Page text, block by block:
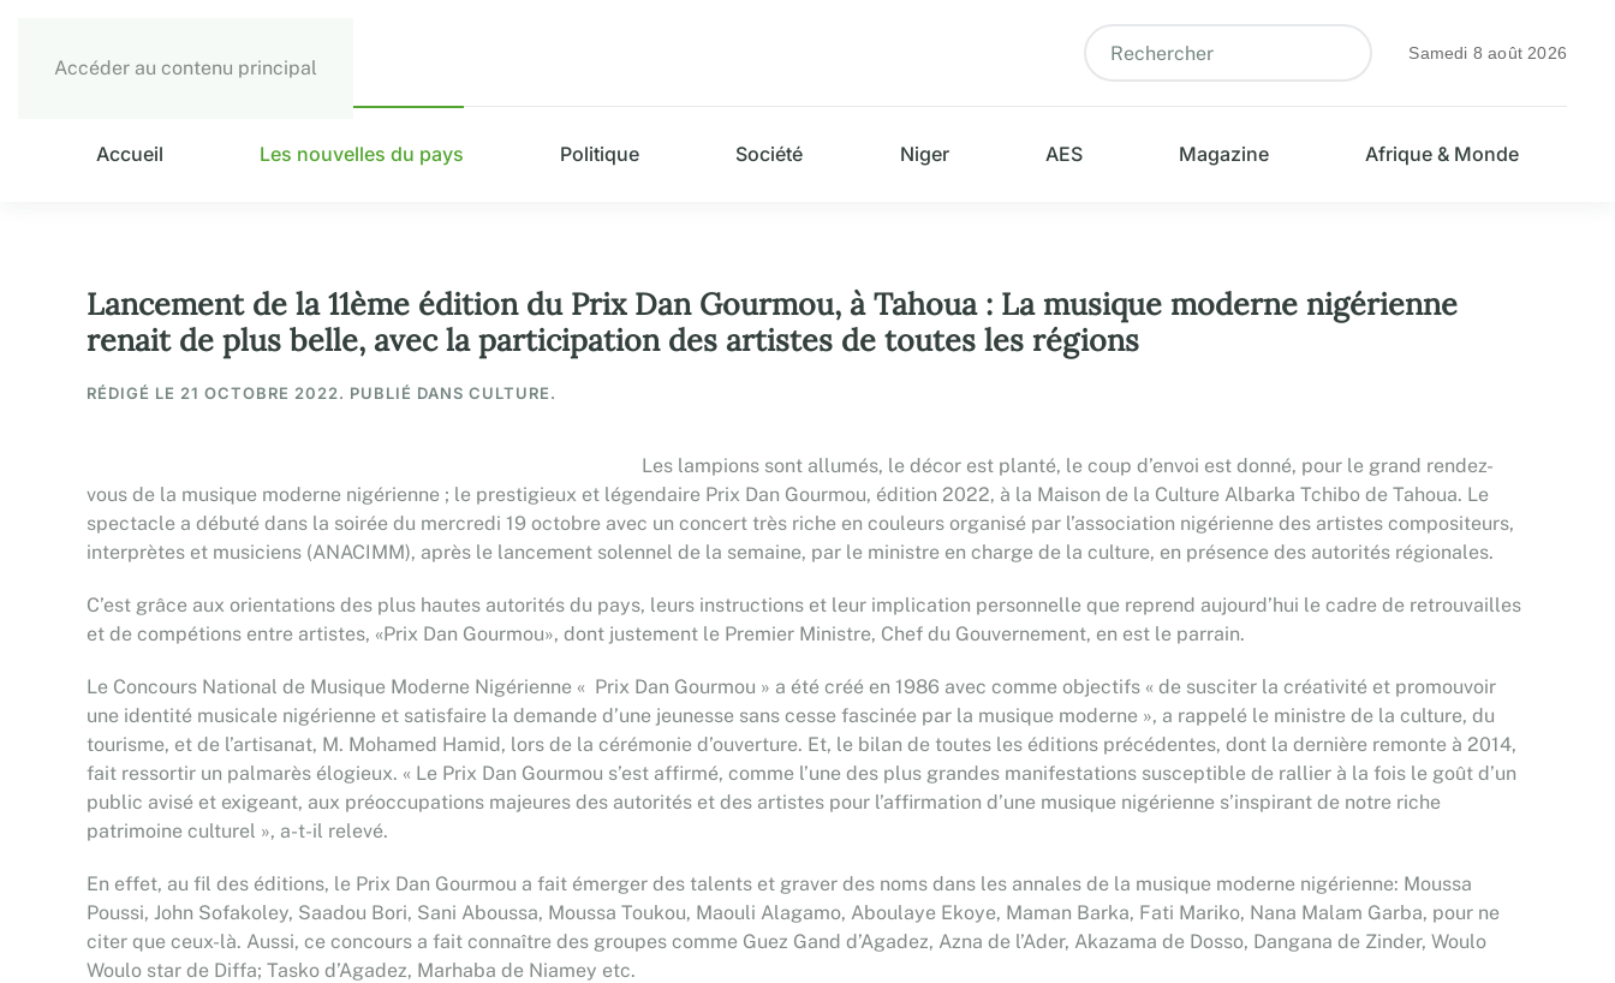
Accéder au contenu principal
Samedi 8 août 2026
Accueil Les nouvelles du pays Politique Société Niger AES Magazine Afrique & Monde
Lancement de la 11ème édition du Prix Dan Gourmou, à Tahoua : La musique moderne nigérienne
renait de plus belle, avec la participation des artistes de toutes les régions
RÉDIGÉ LE 21 OCTOBRE 2022. PUBLIÉ DANS CULTURE.
Les lampions sont allumés, le décor est planté, le coup d’envoi est donné, pour le grand rendez-
vous de la musique moderne nigérienne ; le prestigieux et légendaire Prix Dan Gourmou, édition 2022, à la Maison de la Culture Albarka Tchibo de Tahoua. Le
spectacle a débuté dans la soirée du mercredi 19 octobre avec un concert très riche en couleurs organisé par l’association nigérienne des artistes compositeurs,
interprètes et musiciens (ANACIMM), après le lancement solennel de la semaine, par le ministre en charge de la culture, en présence des autorités régionales.
C’est grâce aux orientations des plus hautes autorités du pays, leurs instructions et leur implication personnelle que reprend aujourd’hui le cadre de retrouvailles
et de compétions entre artistes, «Prix Dan Gourmou», dont justement le Premier Ministre, Chef du Gouvernement, en est le parrain.
Le Concours National de Musique Moderne Nigérienne « Prix Dan Gourmou » a été créé en 1986 avec comme objectifs « de susciter la créativité et promouvoir
une identité musicale nigérienne et satisfaire la demande d’une jeunesse sans cesse fascinée par la musique moderne », a rappelé le ministre de la culture, du
tourisme, et de l’artisanat, M. Mohamed Hamid, lors de la cérémonie d’ouverture. Et, le bilan de toutes les éditions précédentes, dont la dernière remonte à 2014,
fait ressortir un palmarès élogieux. « Le Prix Dan Gourmou s’est affirmé, comme l’une des plus grandes manifestations susceptible de rallier à la fois le goût d’un
public avisé et exigeant, aux préoccupations majeures des autorités et des artistes pour l’affirmation d’une musique nigérienne s’inspirant de notre riche
patrimoine culturel », a-t-il relevé.
En effet, au fil des éditions, le Prix Dan Gourmou a fait émerger des talents et graver des noms dans les annales de la musique moderne nigérienne: Moussa
Poussi, John Sofakoley, Saadou Bori, Sani Aboussa, Moussa Toukou, Maouli Alagamo, Aboulaye Ekoye, Maman Barka, Fati Mariko, Nana Malam Garba, pour ne
citer que ceux-là. Aussi, ce concours a fait connaître des groupes comme Guez Gand d’Agadez, Azna de l’Ader, Akazama de Dosso, Dangana de Zinder, Woulo
Woulo star de Diffa; Tasko d’Agadez, Marhaba de Niamey etc.